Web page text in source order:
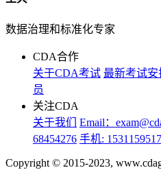
数据治理和标准化专家
CDA合作
关于CDA考试 最新考试安
员
关注CDA
关于我们
Email：
68454276 手机:
Copyright © 2015-2023,